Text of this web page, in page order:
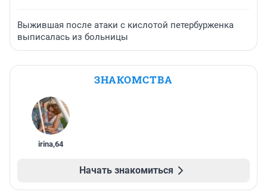
Выжившая после атаки с кислотой петербурженка
выписалась из больницы
ЗНАКОМСТВА
irina,64
Начать знакомиться